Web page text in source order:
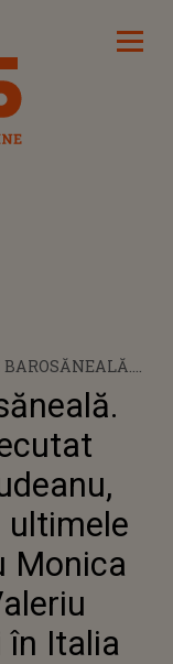
BAROSĂNEALĂ.
A EXECUTAT
BUDEANU,
DUPĂ
APĂRUTE
ȘI
LA SCHI
ultimele
Monica
în Italia